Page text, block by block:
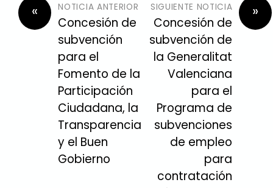
« NOTICIA ANTERIOR
Concesión de
subvención
para el
Fomento de la
Participación
Ciudadana, la
Transparencia
y el Buen
Gobierno
»
SIGUIENTE NOTICIA
Concesión de
subvención de
la Generalitat
Valenciana
para el
Programa de
subvenciones
de empleo
para
contratación